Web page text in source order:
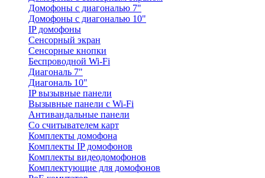
Домофоны с диагональю 7"
Домофоны с диагональю 10"
IP домофоны
Сенсорный экран
Сенсорные кнопки
Беспроводной Wi-Fi
Диагональ 7"
Диагональ 10"
IP вызывные панели
Вызывные панели с Wi-Fi
Антивандальные панели
Со считывателем карт
Комплекты домофона
Комплекты IP домофонов
Комплекты видеодомофонов
Комплектующие для домофонов